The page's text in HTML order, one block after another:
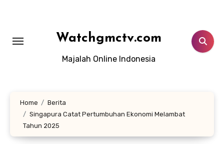
Watchgmctv.com
Majalah Online Indonesia
Home
Berita
Singapura Catat Pertumbuhan Ekonomi Melambat
Tahun 2025